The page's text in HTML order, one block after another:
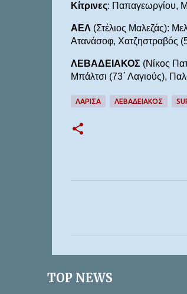
Κίτρινες: Παπαγεωργίου,
ΑΕΛ (Στέλιος Μαλεζάς):
Ατανάσοφ, Χατζηστραβός
ΛΕΒΑΔΕΙΑΚΟΣ(Νίκος
Μπάλτσι (73΄ Λαγιούς),
ΛΑΡΙΣΑ ΛΕΒΑΔΕΙΑΚΟΣ
α
TOP NEWS